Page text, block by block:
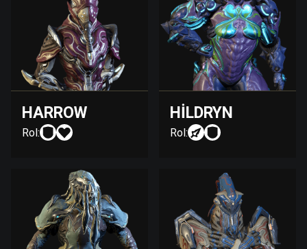
HARROW
Rol:
HILDRYN
Rol: